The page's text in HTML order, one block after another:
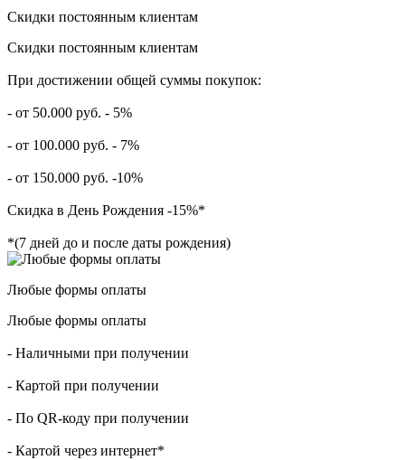
Скидки постоянным клиентам
Скидки постоянным клиентам
При достижении общей суммы покупок:
- от 50.000 руб. - 5%
- от 100.000 руб. - 7%
- от 150.000 руб. -10%
Скидка в День Рождения -15%*
*(7 дней до и после даты рождения)
Любые формы оплаты
Любые формы оплаты
- Наличными при получении
- Картой при получении
- По QR-коду при получении
- Картой через интернет*